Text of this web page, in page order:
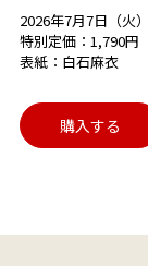
2026年7月7日（火
特別定価：1,790円
表紙：白石麻衣
購入する